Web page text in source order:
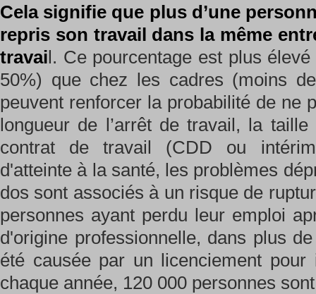
Cela signifie que plus d’une
repris son travail dans la même
travail. Ce pourcentage est plus
50%) que chez les cadres (moins
peuvent renforcer la probabilité de ne
longueur de l’arrêt de travail, la
contrat de travail (CDD ou
d'atteinte à la santé, les problèmes
dos sont associés à un risque de
personnes ayant perdu leur emploi
d'origine professionnelle, dans plus
été causée par un licenciement pour
chaque année, 120 000 personnes